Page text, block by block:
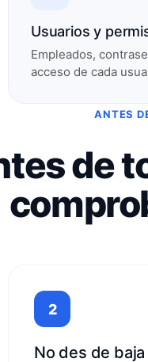
Usuarios y
Empleados,
acceso de cada
ANTES
de
2
No des de